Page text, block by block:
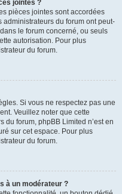
jointes ?
pièces jointes sont accordées
du forum ont peut-
le forum concerné, ou seuls
autorisation. Pour plus
du forum.
Si vous ne respectez pas une
Veuillez noter que cette
du forum, phpBB Limited n’est en
sur cet espace. Pour plus
du forum.
à un modérateur ?